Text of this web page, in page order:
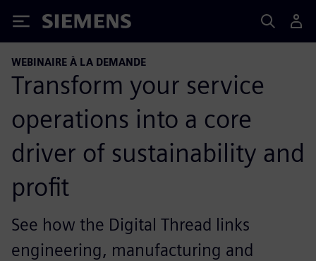
Siemens
WEBINAIRE À LA DEMANDE
Transform your service
operations into a core
driver of sustainability and
profit
See how the Digital Thread links
engineering, manufacturing and